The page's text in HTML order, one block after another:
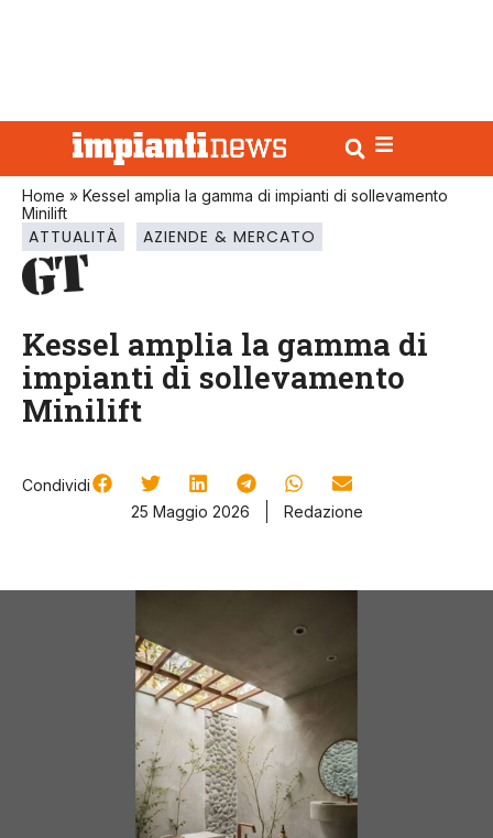
Home » Kessel amplia la gamma di impianti di sollevamento
Minilift
ATTUALITÀ AZIENDE & MERCATO
Kessel amplia la gamma di
impianti di sollevamento
Minilift
Condividi
25 Maggio 2026
Redazione